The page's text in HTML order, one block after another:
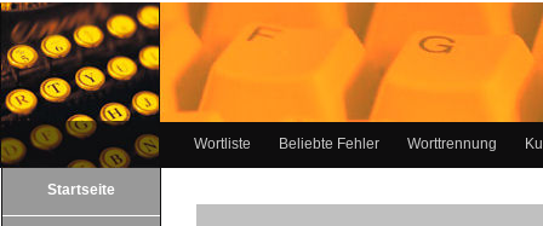
Wortliste Beliebte Fehler Worttrennung
Startseite